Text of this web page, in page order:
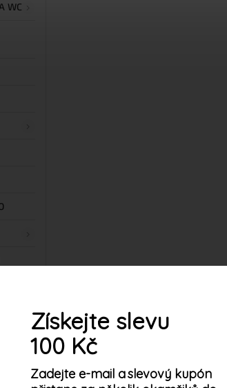
WC
Získejte slevu
100 Kč
Zadejte e-mail aslevový kupón